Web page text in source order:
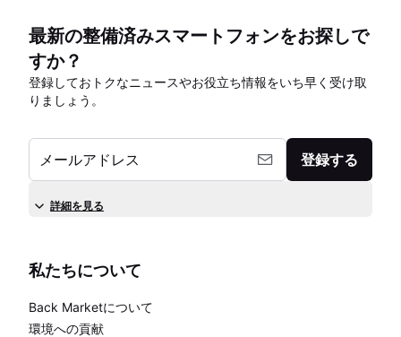
最新の整備済みスマートフォンをお探しで
すか？
登録しておトクなニュースやお役立ち情報をいち早く受け取
りましょう。
メールアドレス 登録する
詳細を見る
私たちについて
Back Marketについて
環境への貢献